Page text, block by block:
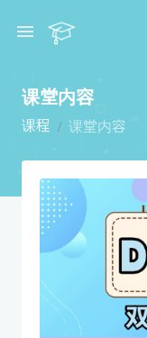
课堂内容
课程 课堂内容